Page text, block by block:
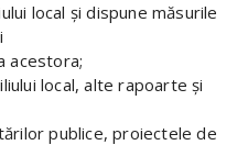
local şi dispune măsurile
acestora;
local, alte rapoarte şi
publice, proiectele de